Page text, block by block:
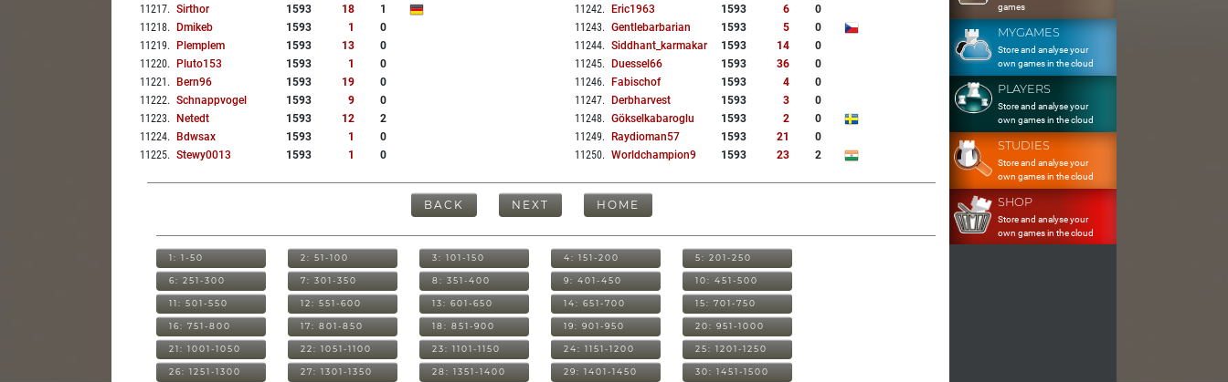
11217. Sirthor 1593 18
1
11218. Dmikeb 1593 1
0
11219. Plemplem 1593 13
0
11220. Pluto153 1593 1
0
11221 . Bern96 1593 19
0
11222. Schnappvogel 1593 9
0
11223. Netedt 1593 12
2
11224. Bdwsax 1593 1
0
11225. Stewy0013 1593 1 0
11242. Eric1963 1593 6
0
11243. Gentlebarbarian 1593 5
0
11244. Siddhant_karmakar 1593 14
0
11245. Duessel66 1593 36
0
11246. Fabischof 1593 4
0
11247. Derbharvest 1593 3
0
11248. Gökselkabaroglu 1593 2
0
11249. Raydioman57 1593 21
0
11250. Worldchampion9 1593 23 2
BACK NEXT HOME
1: 1-50 2: 51-100 3: 101-150 4: 151-200 5: 201-250
6: 251-300 7: 301-350 8: 351-400 9: 401-450 10: 451-500
11: 501-550 12: 551-600 13: 601-650 14: 651-700 15: 701-750
16: 751-800 17: 801-850 18: 851-900 19: 901-950 20: 951-1000
21: 1001-1050 22: 1051-1100 23: 1101-1150 24: 1151-1200 25: 1201-1250
26: 1251-1300 27: 1301-1350 28: 1351-1400 29: 1401-1450 30: 1451-1500
games
MYGAMES
Store and analyse your
own games in the cloud
PLAYERS
Store and analyse your
own games in the cloud
STUDIES
Store and analyse your
own games in the cloud
SHOP
Store and analyse your
own games in the cloud